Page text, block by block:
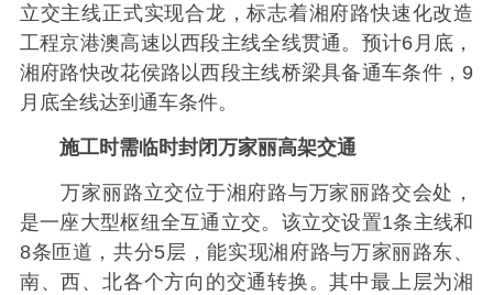
立交主线正式实现合龙，标志着湘府路快速化改造
工程京港澳高速以西段主线全线贯通。预计6月底，
湘府路快改花侯路以西段主线桥梁具备通车条件，9
月底全线达到通车条件。
施工时需临时封闭万家丽高架交通
万家丽路立交位于湘府路与万家丽路交会处，
是一座大型枢纽全互通立交。该立交设置1条主线和
8条匝道，共分5层，能实现湘府路与万家丽路东、
南、西、北各个方向的交通转换。其中最上层为湘